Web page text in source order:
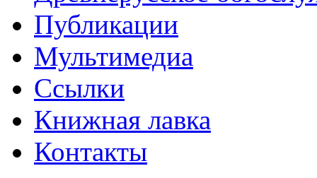
Публикации
Мультимедиа
Ссылки
Книжная лавка
Контакты